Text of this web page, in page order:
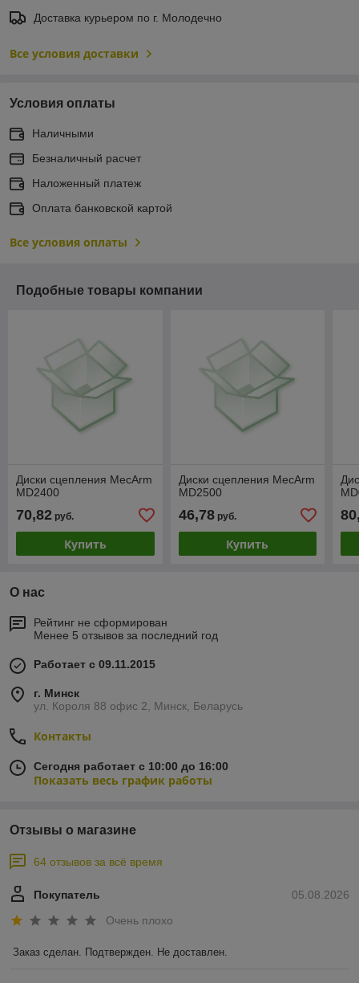
Доставка курьером по г. Молодечно
Все условия доставки
Условия оплаты
Наличными
Безналичный расчет
Наложенный платеж
Оплата банковской картой
Все условия оплаты
Подобные товары компании
Диски сцепления MecArm
MD2400
70,82 руб.
Купить
Диски сцепления MecArm
MD2500
46,78руб.
Купить
О нас
Рейтинг не сформирован
Менее 5 отзывов за последний год
Работает с 09.11.2015
г. Минск
ул. Короля 88 офис 2, Минск, Беларусь
Контакты
Сегодня работает с 10:00 до 16:00
Показать весь график работы
Отзывы о магазине
64 отзывов за всё время
05.08.2026
Покупатель
Очень плохо
Заказ сделан. Подтвержден. Не доставлен.